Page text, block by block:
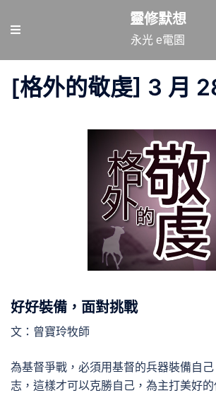
要
靈修默想
永光 e電園
[格外的敬虔] 3 月
好好裝備，面對挑戰
文：曾寶玲牧師
為基督爭戰，必須用基督的兵器裝備自
志，這樣才可以克勝自己，為主打美好的